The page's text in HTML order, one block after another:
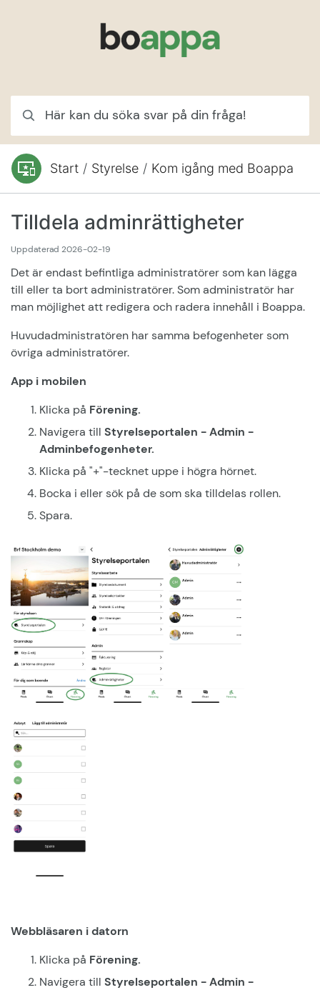
Du är här:Start / Styrelse / Kom igång med Boappa
Tilldela adminrättigheter
Uppdaterad 2026-02-19
Det är endast befintliga administratörer som kan lägga
till eller ta bort administratörer. Som administratör har
man möjlighet att redigera och radera innehåll i Boappa.
Huvudadministratören har samma befogenheter som
övriga administratörer.
App i mobilen
Klicka på Förening.
Navigera till Styrelseportalen - Admin -
Adminbefogenheter.
Klicka på "+"-tecknet uppe i högra hörnet.
Bocka i eller sök på de som ska tilldelas rollen.
Spara.
Webbläsaren i datorn
Klicka på Förening.
Navigera till Styrelseportalen - Admin -